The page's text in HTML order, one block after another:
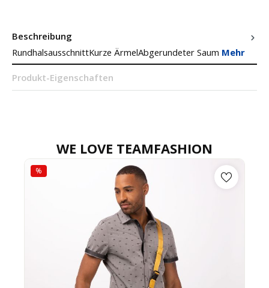
Beschreibung
RundhalsausschnittKurze ÄrmelAbgerundeter Saum Mehr
Produkt-Eigenschaften
WE LOVE TEAMFASHION
%